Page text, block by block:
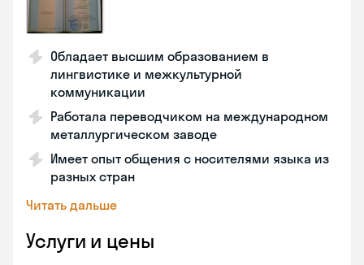
Обладает высшим образованием в
лингвистике и межкультурной
коммуникации
Работала переводчиком на международном
металлургическом заводе
Имеет опыт общения с носителями языка из
разных стран
Читать дальше
Услуги и цены